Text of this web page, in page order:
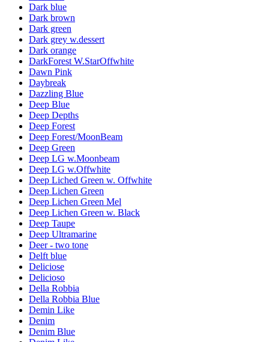
Dark blue
Dark brown
Dark green
Dark grey w.dessert
Dark orange
DarkForest W.StarOffwhite
Dawn Pink
Daybreak
Dazzling Blue
Deep Blue
Deep Depths
Deep Forest
Deep Forest/MoonBeam
Deep Green
Deep LG w.Moonbeam
Deep LG w.Offwhite
Deep Liched Green w. Offwhite
Deep Lichen Green
Deep Lichen Green Mel
Deep Lichen Green w. Black
Deep Taupe
Deep Ultramarine
Deer - two tone
Delft blue
Deliciose
Delicioso
Della Robbia
Della Robbia Blue
Demin Like
Denim
Denim Blue